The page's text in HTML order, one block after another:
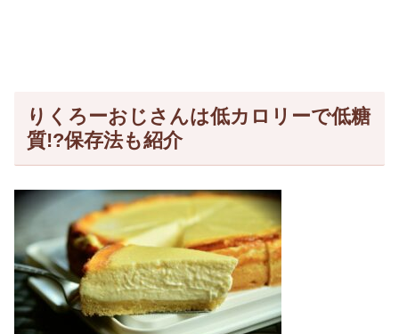
りくろーおじさんは低カロリーで低糖
質!?保存法も紹介